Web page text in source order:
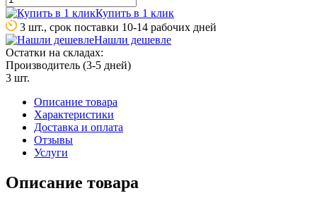
Купить в 1 клик
3 шт., срок поставки 10-14 рабочих дней
Нашли дешевле
Остатки на складах:
Производитель (3-5 дней)
3 шт.
Описание товара
Характеристики
Доставка и оплата
Отзывы
Услуги
Описание товара